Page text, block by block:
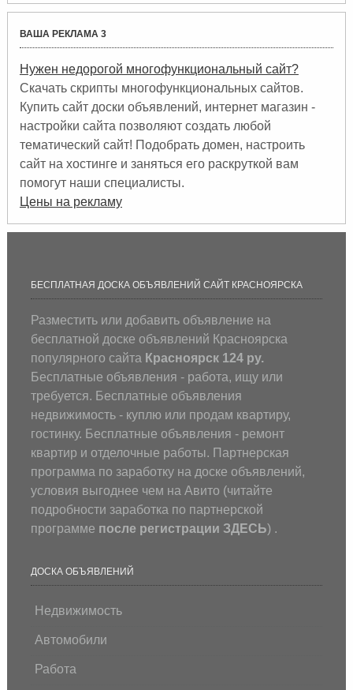
ВАША РЕКЛАМА 3
Нужен недорогой многофункциональный сайт?
Скачать скрипты многофункциональных сайтов.
Купить сайт доски объявлений, интернет магазин -
настройки сайта позволяют создать любой
тематический сайт! Подобрать домен, настроить
сайт на хостинге и заняться его раскруткой вам
помогут наши специалисты.
Цены на рекламу
БЕСПЛАТНАЯ ДОСКА ОБЪЯВЛЕНИЙ САЙТ КРАСНОЯРСКА
Разместить или добавить объявление на
бесплатной доске объявлений Красноярска
популярного сайта Красноярск 124 ру.
Бесплатные объявления - работа, ищу или
требуется. Бесплатные объявления
недвижимость - куплю или продам квартиру,
гостинку. Бесплатные объявления - ремонт
квартир и отделочные работы. Партнерская
программа по заработку на доске объявлений,
условия выгоднее чем на Авито (читайте
подробности заработка по партнерской
программе после регистрации ЗДЕСЬ) .
ДОСКА ОБЪЯВЛЕНИЙ
Недвижимость
Автомобили
Работа